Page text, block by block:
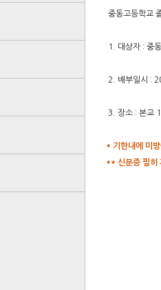
중동고등학교
1. 대상자 : 중
2. 배부일시 :
3. 장소 : 본교
* 기한내에 미
** 신분증 필히